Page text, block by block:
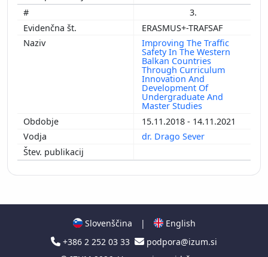
3.
ERASMUS+-TRAFSAF
Improving The Traffic
Safety In The Western
Balkan Countries
Through Curriculum
Innovation And
Development Of
Undergraduate And
Master Studies
15.11.2018 - 14.11.2021
dr. Drago Sever
Slovenščina |
English
+386 2 252 03 33
podpora@izum.si